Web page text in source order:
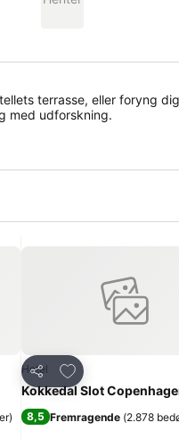
terrasse, eller foryng
med udforskning.
)
Del
Føj til favoritter
Hotel
Kokkedal Slot
8,5 Fremragende (2.878